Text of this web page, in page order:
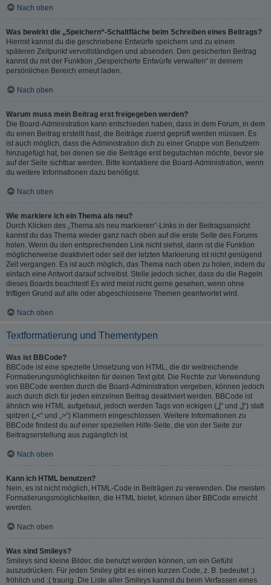
Nach oben
Was bewirkt die „Speichern“-Schaltfläche beim Schreiben eines Beitrags?
Hiermit kannst du die geschriebene Entwürfe speichern und zu einem
späteren Zeitpunkt vervollständigen und absenden. Den gesicherten Beitrag
kannst du mit der Funktion „Gespeicherte Entwürfe verwalten“ in deinem
persönlichen Bereich erneut laden.
Nach oben
Warum muss mein Beitrag erst freigegeben werden?
Die Board-Administration kann entschieden haben, dass in dem Forum, in dem
du einen Beitrag erstellt hast, die Beiträge zuerst geprüft werden müssen. Es
ist auch möglich, dass die Administration dich zu einer Gruppe von Benutzern
hinzugefügt hat, bei denen sie die Beiträge erst begutachten möchte, bevor sie
auf der Seite sichtbar werden. Bitte kontaktiere die Board-Administration, wenn
du weitere Informationen dazu benötigst.
Nach oben
Wie markiere ich ein Thema als neu?
Durch Klicken des „Thema als neu markieren“-Links in der Beitragsansicht
kannst du das Thema wieder ganz nach oben auf die erste Seite des Forums
holen. Wenn du den entsprechenden Link nicht siehst, dann ist die Funktion
möglicherweise deaktiviert oder seit der letzten Markierung ist nicht genügend
Zeit vergangen. Es ist auch möglich, das Thema nach oben zu holen, indem du
einfach eine Antwort darauf schreibst. Stelle jedoch sicher, dass du die Regeln
dieses Boards beachtest! Es wird meist nicht gerne gesehen, wenn ohne
triftigen Grund auf alte oder abgeschlossene Themen geantwortet wird.
Nach oben
Textformatierung und Thementypen
Was ist BBCode?
BBCode ist eine spezielle Umsetzung von HTML, die dir weitreichende
Formatierungsmöglichkeiten für deinen Text gibt. Die Rechte zur Verwendung
von BBCode werden durch die Board-Administration vergeben, können jedoch
auch durch dich für jeden einzelnen Beitrag deaktiviert werden. BBCode ist
ähnlich wie HTML aufgebaut, jedoch werden Tags von eckigen („[“ und „]“) statt
spitzen („<“ und „>“) Klammern eingeschlossen. Weitere Informationen zu
BBCode findest du auf einer speziellen Hilfe-Seite, die von der Seite zur
Beitragserstellung aus zugänglich ist.
Nach oben
Kann ich HTML benutzen?
Nein, es ist nicht möglich, HTML-Code in Beiträgen zu verwenden. Die meisten
Formatierungsmöglichkeiten, die HTML bietet, können über BBCode erreicht
werden.
Nach oben
Was sind Smileys?
Smileys sind kleine Bilder, die benutzt werden können, um ein Gefühl
auszudrücken. Für jeden Smiley gibt es einen kurzen Code, z. B. bedeutet :)
fröhlich und :( traurig. Die Liste aller Smileys kannst du beim Verfassen eines